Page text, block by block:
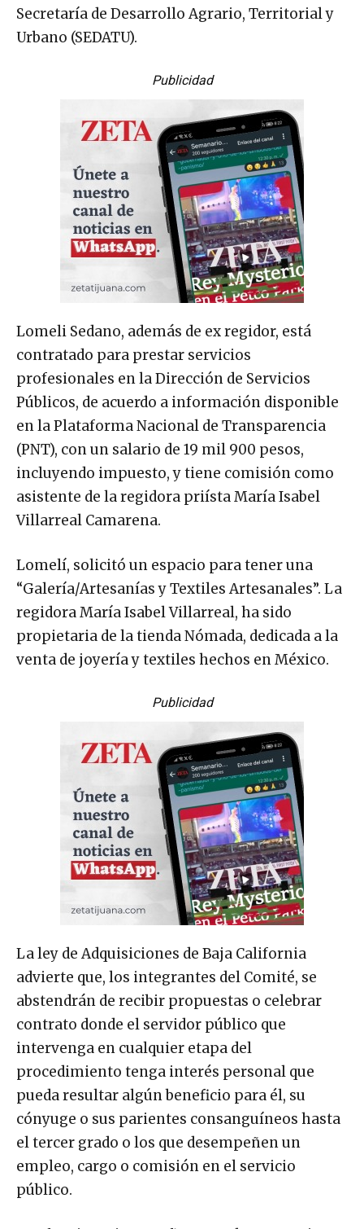
Secretaría de Desarrollo Agrario, Territorial y
Urbano (SEDATU).
Publicidad
Lomeli Sedano, además de ex regidor, está
contratado para prestar servicios
profesionales en la Dirección de Servicios
Públicos, de acuerdo a información disponible
en la Plataforma Nacional de Transparencia
(PNT), con un salario de 19 mil 900 pesos,
incluyendo impuesto, y tiene comisión como
asistente de la regidora priísta María Isabel
Villarreal Camarena.
Lomelí, solicitó un espacio para tener una
“Galería/Artesanías y Textiles Artesanales”. La
regidora María Isabel Villarreal, ha sido
propietaria de la tienda Nómada, dedicada a la
venta de joyería y textiles hechos en México.
Publicidad
La ley de Adquisiciones de Baja California
advierte que, los integrantes del Comité, se
abstendrán de recibir propuestas o celebrar
contrato donde el servidor público que
intervenga en cualquier etapa del
procedimiento tenga interés personal que
pueda resultar algún beneficio para él, su
cónyuge o sus parientes consanguíneos hasta
el tercer grado o los que desempeñen un
empleo, cargo o comisión en el servicio
público.